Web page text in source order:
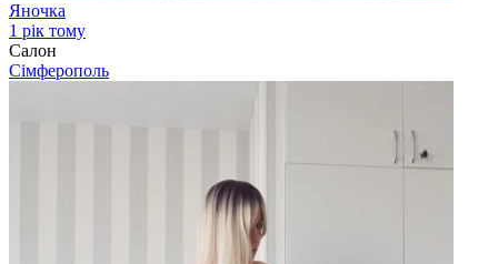
Яночка
1 рік тому
Салон
Сімферополь